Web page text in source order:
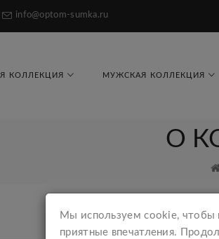
info@optom-sumka.ru
КОЛЛЕКЦИЯ МУЖСКАЯ КОЛЛЕКЦИЯ
О
Мы используем cookie, чтобы
приятные впечатления.